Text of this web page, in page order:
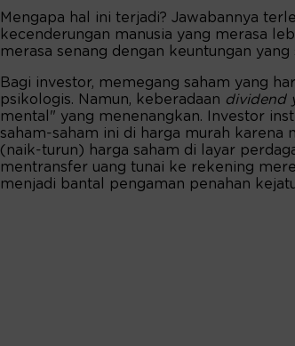
Mengapa hal ini terjadi? Jawabannya
kecenderungan manusia yang merasa
merasa senang dengan keuntungan yang
Bagi investor, memegang saham yang
psikologis. Namun, keberadaan dividend
mental" yang menenangkan. Investor
saham-saham ini di harga murah karena
(naik-turun) harga saham di layar
mentransfer uang tunai ke rekening
menjadi bantal pengaman penahan